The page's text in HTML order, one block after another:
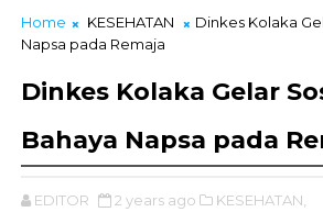
Home KESEHATAN
Dinkes Kolaka
Napsa pada Remaja
Dinkes Kolaka Gelar
Bahaya Napsa pada
EDITOR 2 years ago KESEHATAN,